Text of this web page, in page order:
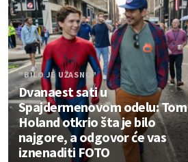
"BILO JE UŽASNO"
Dvanaest sati u
Spajdermenovom odelu: Tom
Holand otkrio šta je bilo
najgore, a odgovor će vas
iznenaditi FOTO